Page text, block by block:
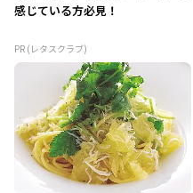
感じている方必見！
PR (レタスクラブ)